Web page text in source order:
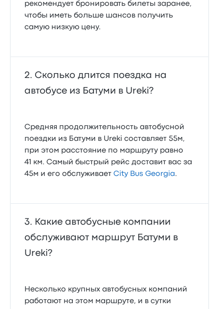
рекомендует бронировать билеты заранее,
чтобы иметь больше шансов получить
самую низкую цену.
Сколько длится поездка на
автобусе из Батуми в Ureki?
Средняя продолжительность автобусной
поездки из Батуми в Ureki составляет 55м,
при этом расстояние по маршруту равно
41 км. Самый быстрый рейс доставит вас за
45м и его обслуживаетCity Bus Georgia.
Какие автобусные компании
обслуживают маршрут Батуми в
Ureki?
Несколько крупных автобусных компаний
работают на этом маршруте, и в сутки